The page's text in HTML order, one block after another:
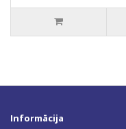
Informācija